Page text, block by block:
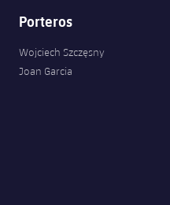
Porteros
Wojciech Szczęsny
Joan Garcia